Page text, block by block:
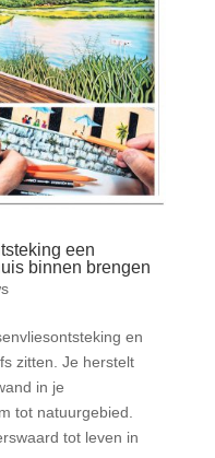
een
binnen brengen
en
zitten. Je herstelt
in je
tot natuurgebied.
tot leven in